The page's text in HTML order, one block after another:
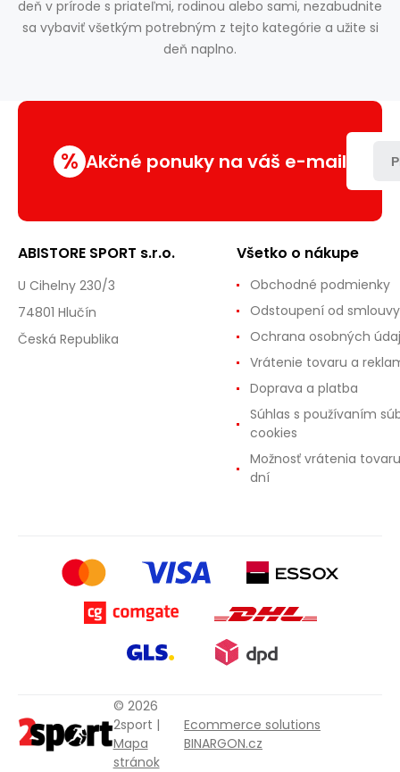
deň v prírode s priateľmi, rodinou alebo sami, nezabudnite
sa vybaviť všetkým potrebným z tejto kategórie a užite si
deň naplno.
% Akčné ponuky na váš e-mail
ABISTORE SPORT s.r.o.
U Cihelny 230/3
74801 Hlučín
Česká Republika
Všetko o nákupe
Obchodné podmienky
Odstoupení od smlouvy
Ochrana osobných
Vrátenie tovaru a
Doprava a platba
Súhlas s používaním
cookies
Možnosť vrátenia
dní
© 2026
2sport |
Mapa
stránok
Ecommerce solutions
BINARGON.cz